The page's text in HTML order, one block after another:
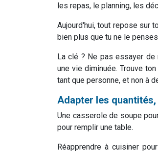
les repas, le planning, les
Aujourd'hui, tout repose sur
bien plus que tu ne le
La clé ? Ne pas essayer
une vie diminuée. Trouve
tant que personne, et non à
Adapter les
Une casserole de soupe
pour remplir une table.
Réapprendre à cuisiner